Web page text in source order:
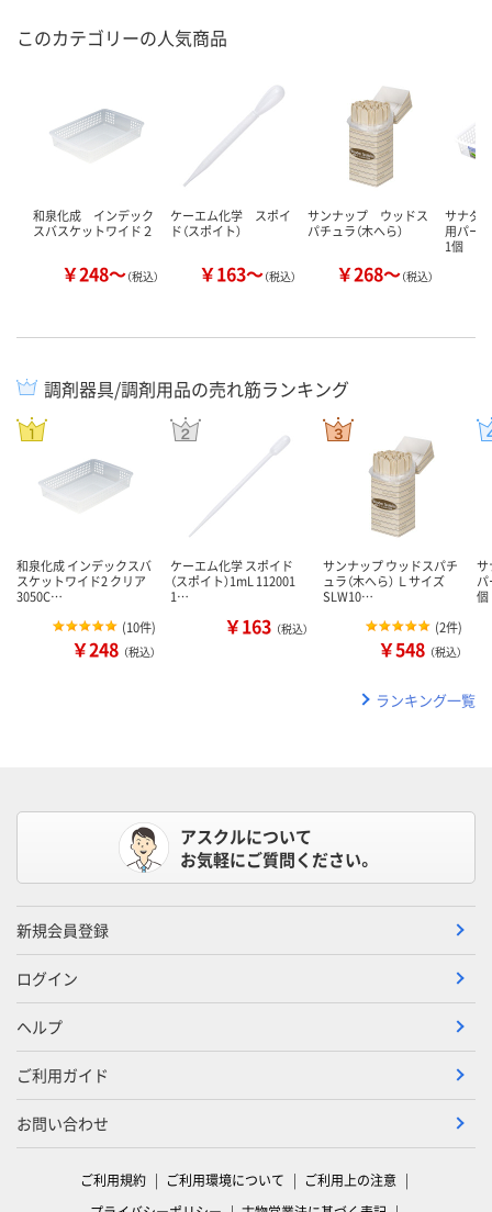
このカテゴリーの人気商品
和泉化成 インデック
スバスケットワイド２
￥248～（税込）
ケーエム化学 スポイ
ド（スポイト）
￥163～（税込）
サンナップ ウッドス
パチュラ（木へら）
￥268～（税込）
サナダ
用パー
1個 【
調剤器具/調剤用品の売れ筋ランキング
和泉化成 インデックスバ
スケットワイド2 クリア
3050C…
(10件)
￥248 （税込）
ケーエム化学 スポイド
（スポイト）1mL 112001
1…
￥163 （税込）
サンナップ ウッドスパチ
ュラ（木へら） Ｌサイズ
SLW10…
(2件)
￥548 （税込）
サ
ランキング一覧
アスクルについて
お気軽にご質問ください。
新規会員登録
ログイン
ヘルプ
ご利用ガイド
お問い合わせ
ご利用規約 ご利用環境について
ご利用上の注意